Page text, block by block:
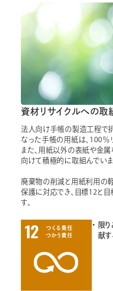
資材リサイクルへの取
法人向け手帳の製造工程で
なった手帳の用紙は、100％
また、用紙以外の表紙や金属
向けて積極的に取組んでいま
廃棄物の削減と用紙利用の
保護に対応でき、目標12と
す。
限
献す